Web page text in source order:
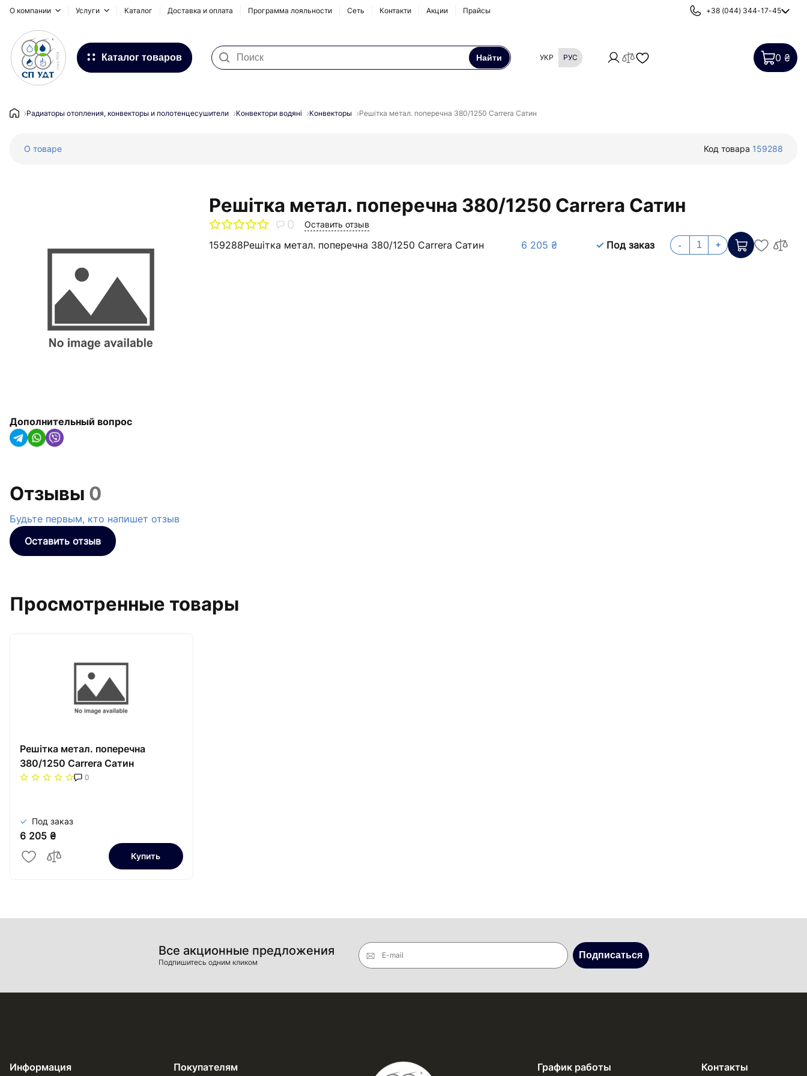
О компании Услуги Каталог Доставка и оплата Программа лояльности Сеть Контакти Акции Прайсы +38 (044) 344-17-45
Каталог товаров
Системы для наружных
Инсталляционные системы,
сифоны и дренажные каналы
арматура
Радиаторы отопления,
конвекторы и
полотенцесушители
Трубная изоляция и крепления
Найти УКР РУС 0 ₴
Радиаторы отопления, конвекторы и полотенцесушители Конвектори водяні Конвекторы Решітка метал. поперечна 380/1250 Carrera Сатин
О товаре Код товара 159288
Дополнительный вопрос
Решітка метал. поперечна 380/1250 Carrera Сатин
0 Оставить отзыв
159288Решітка метал. поперечна 380/1250 Carrera Сатин 6 205 ₴ Под заказ - +
Отзывы 0
Будьте первым, кто напишет отзыв
Оставить отзыв
Просмотренные товары
Решітка метал. поперечна
380/1250 Carrera Сатин
0
Под заказ
6 205 ₴
Купить
Все акционные предложения
Подпишитесь одним кликом
E-mail Подписаться
Информация Покупателям График работы Контакты